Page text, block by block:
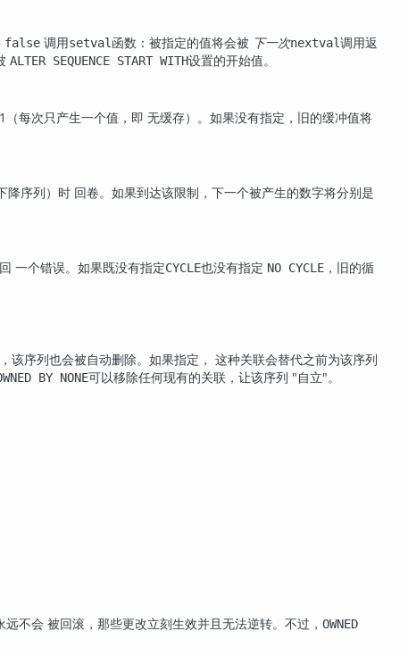
false 调用setval 函数：被指定的值将会被 下一次nextval调用返
ALTER SEQUENCE START WITH设置的开始值。
每次只产生一个值，即 无缓存）。如果没有指定，旧的缓冲值将
下降序列）时 回卷。如果到达该限制，下一个被产生的数字将分别是
一个错误。如果既没有指定CYCLE也没有指定 NO CYCLE ，旧的循
序列也会被自动删除。如果指定， 这种关联会替代之前为该序列
BY NONE可以移除任何现有的关联，让该序列 "自立"。
不会 被回滚，那些更改立刻生效并且无法逆转。不过， OWNED